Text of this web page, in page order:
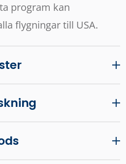
program kan
flygningar till USA.